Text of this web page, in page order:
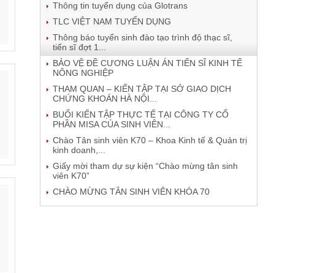
Thông tin tuyển dụng của Glotrans
TLC VIỆT NAM TUYỂN DỤNG
Thông báo tuyển sinh đào tạo trình độ thạc sĩ,
tiến sĩ đợt 1...
BẢO VỆ ĐỀ CƯƠNG LUẬN ÁN TIẾN SĨ KINH TẾ
NÔNG NGHIỆP
THAM QUAN – KIẾN TẬP TẠI SỞ GIAO DỊCH
CHỨNG KHOÁN HÀ NỘI...
BUỔI KIẾN TẬP THỰC TẾ TẠI CÔNG TY CỔ
PHẦN MISA CỦA SINH VIÊN...
Chào Tân sinh viên K70 – Khoa Kinh tế & Quản trị
kinh doanh,...
Giấy mời tham dự sự kiện “Chào mừng tân sinh
viên K70”
CHÀO MỪNG TÂN SINH VIÊN KHÓA 70